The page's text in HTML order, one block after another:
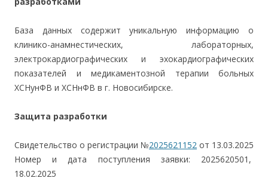
База данных содержит уникальную информацию о
клинико-анамнестических, лабораторных,
электрокардиографических и эхокардиографических
показателей и медикаментозной терапии больных
ХСНунФВ и ХСНнФВ в г. Новосибирске.
Защита разработки
Свидетельство о регистрации №2025621152 от 13.03.2025
Номер и дата поступления заявки: 2025620501,
18.02.2025